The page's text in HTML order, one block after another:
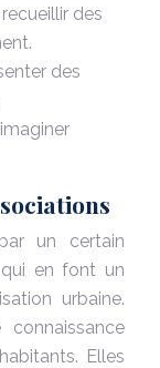
des
des
un certain
en font un
urbaine.
connaissance
Elles